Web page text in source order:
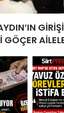
GÖÇER